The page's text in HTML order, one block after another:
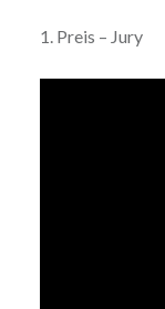
1. Preis – Jury